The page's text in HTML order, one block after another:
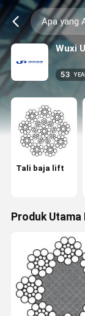
Wuxi
53
Tali baja lift
Produk Utama